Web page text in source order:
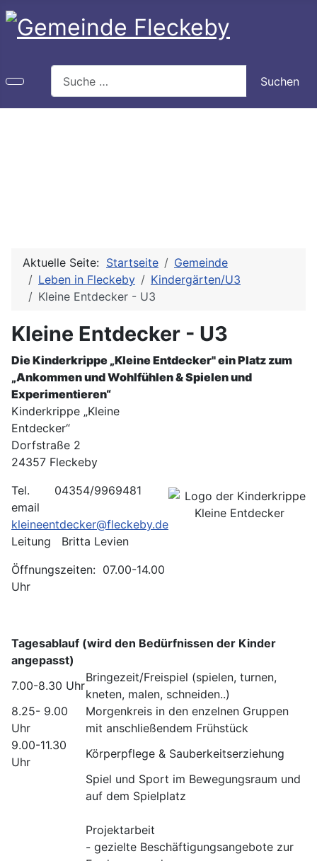
Suchen
Aktuelle Seite: Startseite
Gemeinde
Leben in Fleckeby
Kindergärten/U3
Kleine Entdecker - U3
Kleine Entdecker - U3
Die Kinderkrippe „Kleine Entdecker"ein Platz zum
„Ankommen und Wohlfühlen & Spielen und
Experimentieren“
Kinderkrippe „Kleine
Entdecker“
Dorfstraße 2
24357 Fleckeby
Tel. 04354/9969481
email
kleineentdecker@fleckeby.de
Leitung Britta Levien
Öffnungszeiten: 07.00-14.00
Uhr
Tagesablauf (wird den Bedürfnissen der Kinder
angepasst)
7.00-8.30 Uhr
Bringezeit/Freispiel (spielen, turnen,
kneten, malen, schneiden..)
8.25- 9.00
Uhr
Morgenkreis in den enzelnen Gruppen
mit anschließendem Frühstück
9.00-11.30
Uhr
Körperpflege & Sauberkeitserziehung
Spiel und Sport im Bewegungsraum und
auf dem Spielplatz
Projektarbeit
- gezielte Beschäftigungsangebote zur